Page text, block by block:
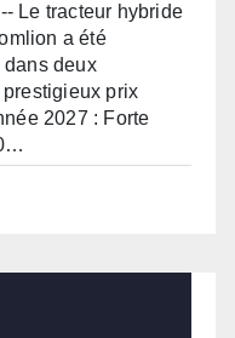
Le tracteur hybride
a été
deux
prix
2027 : Forte